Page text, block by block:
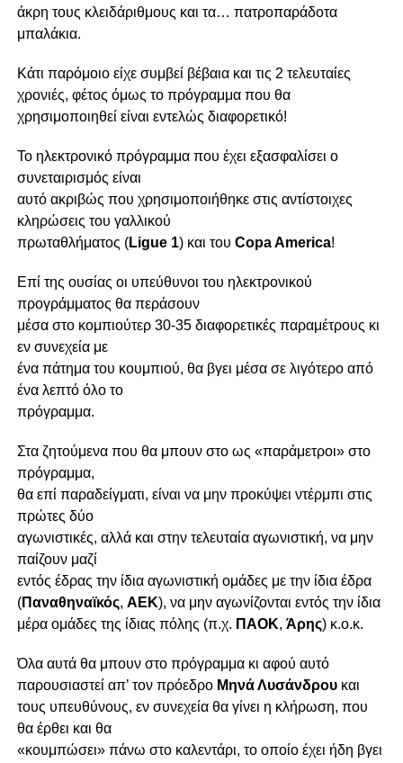
άκρη τους κλειδάριθμους και τα… πατροπαράδοτα
μπαλάκια.
Κάτι παρόμοιο είχε συμβεί βέβαια και τις 2 τελευταίες
χρονιές, φέτος όμως το πρόγραμμα που θα
χρησιμοποιηθεί είναι εντελώς διαφορετικό!
Το ηλεκτρονικό πρόγραμμα που έχει εξασφαλίσει ο
συνεταιρισμός είναι
αυτό ακριβώς που χρησιμοποιήθηκε στις αντίστοιχες
κληρώσεις του γαλλικού
πρωταθλήματος (Ligue 1) και του Copa America!
Επί της ουσίας οι υπεύθυνοι του ηλεκτρονικού
προγράμματος θα περάσουν
μέσα στο κομπιούτερ 30-35 διαφορετικές παραμέτρους κι
εν συνεχεία με
ένα πάτημα του κουμπιού, θα βγει μέσα σε λιγότερο από
ένα λεπτό όλο το
πρόγραμμα.
Στα ζητούμενα που θα μπουν στο ως «παράμετροι» στο
πρόγραμμα,
θα επί παραδείγματι, είναι να μην προκύψει ντέρμπι στις
πρώτες δύο
αγωνιστικές, αλλά και στην τελευταία αγωνιστική, να μην
παίζουν μαζί
εντός έδρας την ίδια αγωνιστική ομάδες με την ίδια έδρα
(Παναθηναϊκός, ΑΕΚ), να μην αγωνίζονται εντός την ίδια
μέρα ομάδες της ίδιας πόλης (π.χ. ΠΑΟΚ, Άρης) κ.ο.κ.
Όλα αυτά θα μπουν στο πρόγραμμα κι αφού αυτό
παρουσιαστεί απ’ τον πρόεδρο Μηνά Λυσάνδρου και
τους υπευθύνους, εν συνεχεία θα γίνει η κλήρωση, που
θα έρθει και θα
«κουμπώσει» πάνω στο καλεντάρι, το οποίο έχει ήδη βγει